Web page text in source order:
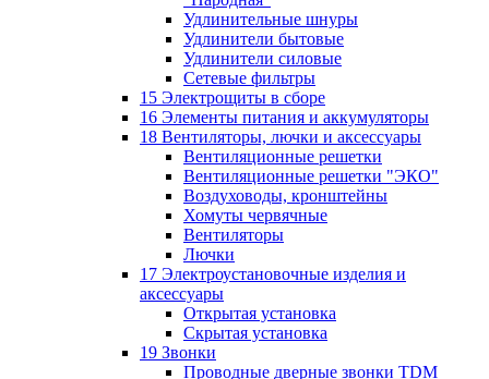
Удлинительные шнуры
Удлинители бытовые
Удлинители силовые
Сетевые фильтры
15 Электрощиты в сборе
16 Элементы питания и аккумуляторы
18 Вентиляторы, лючки и аксессуары
Вентиляционные решетки
Вентиляционные решетки "ЭКО"
Воздуховоды, кронштейны
Хомуты червячные
Вентиляторы
Лючки
17 Электроустановочные изделия и
аксессуары
Открытая установка
Скрытая установка
19 Звонки
Проводные дверные звонки TDM